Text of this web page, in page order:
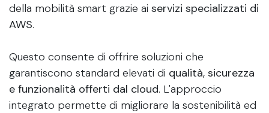
della mobilità smart grazie ai servizi specializzati di
AWS.
Questo consente di offrire soluzioni che
garantiscono standard elevati di qualità, sicurezza
e funzionalità offerti dal cloud. L'approccio
integrato permette di migliorare la sostenibilità ed